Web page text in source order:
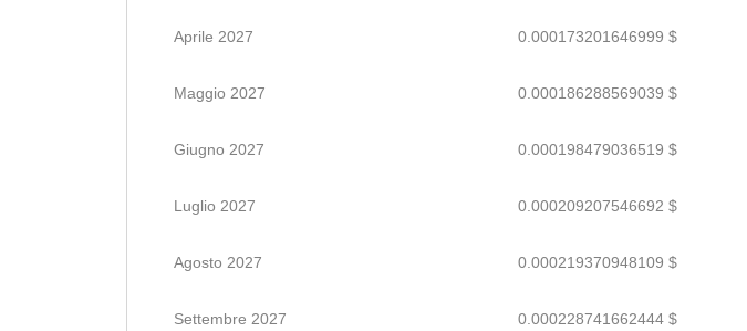
Aprile 2027 0.000173201646999 $
Maggio 2027 0.000186288569039 $
Giugno 2027 0.000198479036519 $
Luglio 2027 0.000209207546692 $
Agosto 2027 0.000219370948109 $
Settembre 2027 0.000228741662444 $